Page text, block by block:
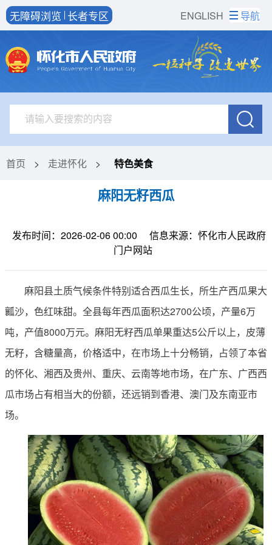
ENGLISH
无障碍浏览 长者专区 导航
首页 > 走进怀化 > 特色美食
麻阳无籽西瓜
发布时间：2026-02-06 00:00
信息来源：怀化市人民政府
门户网站
麻阳县土质气候条件特别适合西瓜生长，所生产西瓜果大
瓤沙，色红味甜。全县每年西瓜面积达2700公顷，产量6万
吨，产值8000万元。麻阳无籽西瓜单果重达5公斤以上，皮薄
无籽，含糖量高，价格适中，在市场上十分畅销，占领了本省
的怀化、湘西及贵州、重庆、云南等地市场，在广东、广西西
瓜市场占有相当大的份额，还远销到香港、澳门及东南亚市
场。